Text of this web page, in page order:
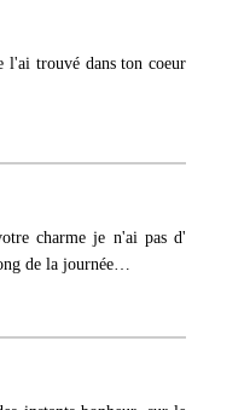
l'ai trouvé dans ton coeur
charme je n'ai pas d'
de la journée…